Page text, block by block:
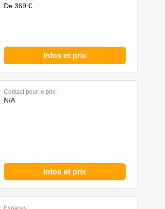
De 369 €
Infos et prix
Contact pour le prix:
N/A
Infos et prix